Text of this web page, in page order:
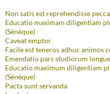
Non satis est reprehendisse
Educatio maximam diligentiam
(Sénèque)
Caveat emptor
Facile est teneros adhuc animos
Emendatio pars studiorum
Educatio maximum diligentiam
(Sénèque)
Pacta sunt servanda